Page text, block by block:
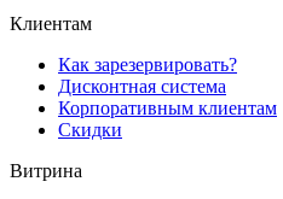
Клиентам
Как зарезервировать?
Дисконтная система
Корпоративным клиентам
Скидки
Витрина